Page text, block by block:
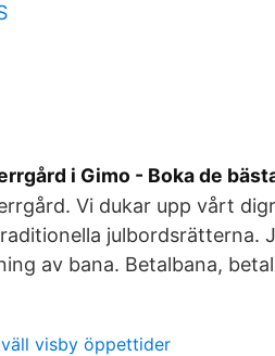
i Gimo - Boka de
Vi dukar upp vårt
julbordsrätterna.
av bana. Betalbana,
visby öppettider